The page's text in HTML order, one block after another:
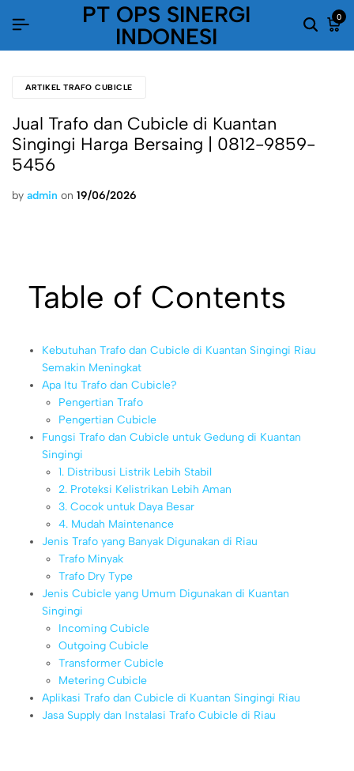
PT OPS SINERGI
INDONESI
0
ARTIKEL TRAFO CUBICLE
Jual Trafo dan Cubicle di Kuantan
Singingi Harga Bersaing | 0812-9859-
5456
by admin on 19/06/2026
Table of Contents
Kebutuhan Trafo dan Cubicle di Kuantan Singingi Riau
Semakin Meningkat
Apa Itu Trafo dan Cubicle?
Pengertian Trafo
Pengertian Cubicle
Fungsi Trafo dan Cubicle untuk Gedung di Kuantan
Singingi
1. Distribusi Listrik Lebih Stabil
2. Proteksi Kelistrikan Lebih Aman
3. Cocok untuk Daya Besar
4. Mudah Maintenance
Jenis Trafo yang Banyak Digunakan di Riau
Trafo Minyak
Trafo Dry Type
Jenis Cubicle yang Umum Digunakan di Kuantan
Singingi
Incoming Cubicle
Outgoing Cubicle
Transformer Cubicle
Metering Cubicle
Aplikasi Trafo dan Cubicle di Kuantan Singingi Riau
Jasa Supply dan Instalasi Trafo Cubicle di Riau